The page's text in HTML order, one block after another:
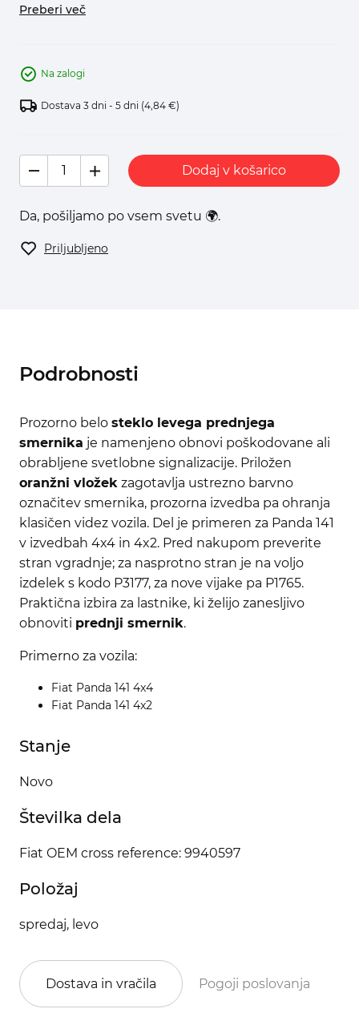
Preberi več
Na zalogi
Dostava 3 dni - 5 dni (4,84 €)
Dodaj v košarico
Da, pošiljamo po vsem svetu 🌍.
Priljubljeno
Podrobnosti
Prozorno belo steklo levega prednjega
smernika je namenjeno obnovi poškodovane ali
obrabljene svetlobne signalizacije. Priložen
oranžni vložek zagotavlja ustrezno barvno
označitev smernika, prozorna izvedba pa ohranja
klasičen videz vozila. Del je primeren za Panda 141
v izvedbah 4x4 in 4x2. Pred nakupom preverite
stran vgradnje; za nasprotno stran je na voljo
izdelek s kodo P3177, za nove vijake pa P1765.
Praktična izbira za lastnike, ki želijo zanesljivo
obnoviti prednji smernik.
Primerno za vozila:
Fiat Panda 141 4x4
Fiat Panda 141 4x2
Stanje
Novo
Številka dela
Fiat OEM cross reference: 9940597
Položaj
spredaj, levo
Dostava in vračila Pogoji poslovanja